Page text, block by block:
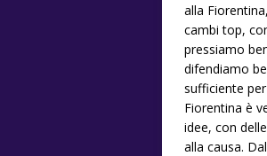
alla
cambi top,
pressiamo
difendiamo
sufficiente
Fiorentina è
idee, con
alla causa.